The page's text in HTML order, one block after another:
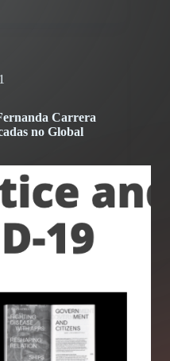
Carrera
no Global